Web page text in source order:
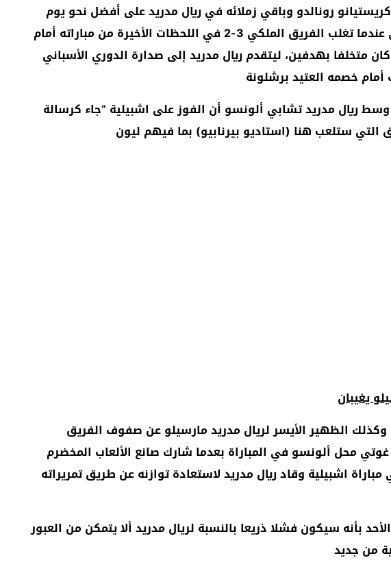
رونالدو وباقي زملائه في ريال مدريد على أفضل نحو يوم
السبت الماضي عندما تغلب الفريق الملكي 3-2 في اللحظات الأخيرة من مباراته أمام
متخلفا بهدفين، ليتقدم ريال مدريد إلى صدارة الدوري الأسباني
أمام خصمه العتيد برشلونة
ريال مدريد تشابي ألونسو أن الفوز على اشبيلية “جاء كرسالة
التي ستلعب هنا (استاديو بيرنابيو) بما فيهم ليون
يغيبان
الظهير الأيسر لريال مدريد مارسيلو عن صفوف الفريق
غوتي محل ألونسو في المباراة بعدما شارك صانع الألعاب المخضرم
اشبيلية وقاد ريال مدريد لاستعادة توازنه عن طريق تمريراته
بأنه سيكون فشلا ذريعا بالنسبة لريال مدريد ألا يتمكن من العبور
من جديد